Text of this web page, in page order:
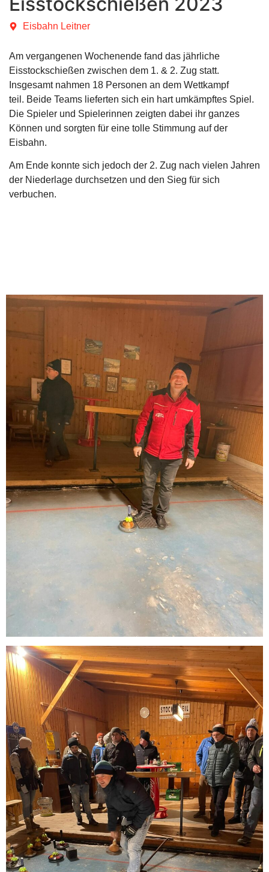
Eisbahn Leitner
Am vergangenen Wochenende fand das jährliche
Eisstockschießen zwischen dem 1. & 2. Zug statt.
Insgesamt nahmen 18 Personen an dem Wettkampf
teil. Beide Teams lieferten sich ein hart umkämpftes Spiel.
Die Spieler und Spielerinnen zeigten dabei ihr ganzes
Können und sorgten für eine tolle Stimmung auf der
Eisbahn.
Am Ende konnte sich jedoch der 2. Zug nach vielen Jahren
der Niederlage durchsetzen und den Sieg für sich
verbuchen.